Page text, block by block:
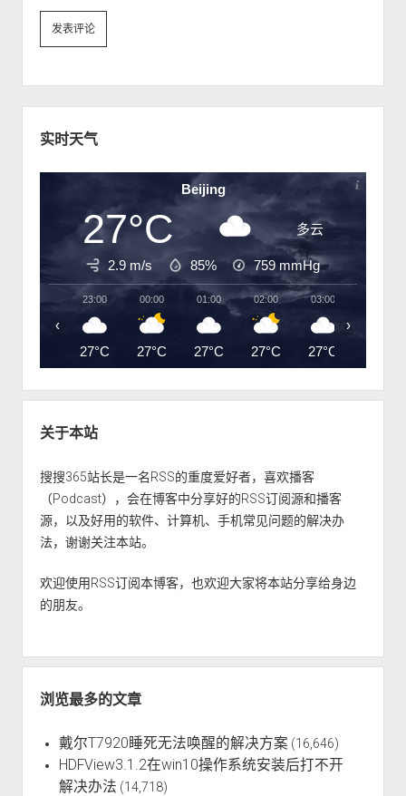
实时天气
Beijing
27°C 多云
2.9 m/s 85% 759 mmHg
23:00
27°C
00:00
27°C
01:00
27°C
02:00
27°C
03:00
27°C
‹ ›
关于本站
搜搜365站长是一名RSS的重度爱好者，喜欢播客
（Podcast），会在博客中分享好的RSS订阅源和播客
源，以及好用的软件、计算机、手机常见问题的解决办
法，谢谢关注本站。
欢迎使用RSS订阅本博客，也欢迎大家将本站分享给身边
的朋友。
浏览最多的文章
戴尔T7920睡死无法唤醒的解决方案 (16,646)
HDFView3.1.2在win10操作系统安装后打不开
解决办法 (14,718)